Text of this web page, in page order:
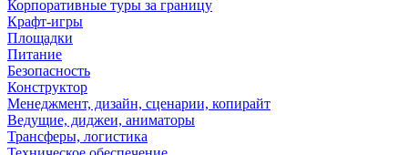
Корпоративные туры за границу
Крафт-игры
Площадки
Питание
Безопасность
Конструктор
Менеджмент, дизайн, сценарии, копирайт
Ведущие, диджеи, аниматоры
Трансферы, логистика